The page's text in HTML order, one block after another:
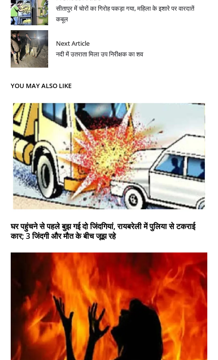
सीतापुर में चोरों का गिरोह पकड़ा गया, महिला के इशारे पर वारदातें
कबूल
Next Article
नदी में उतराता मिला उप निरीक्षक का शव
YOU MAY ALSO LIKE
घर पहुंचने से पहले बुझ गई दो जिंदगियां, रायबरेली में पुलिया से टकराई
कार; 3 जिंदगी और मौत के बीच जूझ रहे